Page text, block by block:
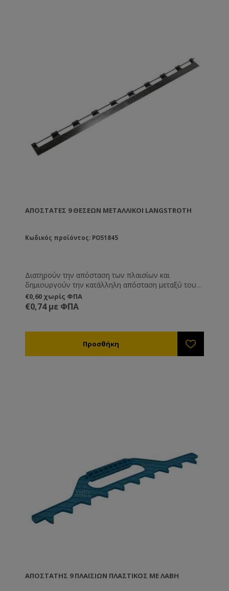
• Προστασία διακόπτη πίεσης: Mε πλήρης αυτόματο
• Αντλία για σιρόπι 12V
• Λάστιχο 3/4 25m
• Καρούλι για λάστιχο
• Αντάπτορες σύνδεσης
• 2 Ρακορ 1/2+3/4
ΑΠΟΣΤΆΤΕΣ 9 ΘΈΣΕΩΝ ΜΕΤΑΛΛΙΚΟΊ LANGSTROTH
Κωδικός προϊόντος: PO51845
Διατηρούν την απόσταση των πλαισίων και
δημιουργούν την κατάλληλη απόσταση μεταξύ τους,
ώστε η κυψέλη να χωράει 9 πλαίσια αντί για 10.
Επίσης συγκρατούν τα πλαίσια κατά τη μεταφορά
χωρίς να χρειάζεται να καρφώνετε το τελευταίο
€0,60 χωρίς ΦΠΑ
€0,74 με ΦΠΑ
ΑΠΟΣΤΆΤΗΣ 9 ΠΛΑΙΣΊΩΝ ΠΛΑΣΤΙΚΌΣ ΜΕ ΛΑΒΉ